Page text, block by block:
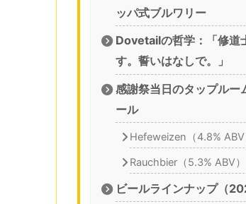
ッパ式ブルワリー
Dovetailの哲学：「修道
す。誓いはなしで。」
感謝祭当日のタップルー
ール
Hefeweizen（4.8% ABV
Rauchbier（5.3% ABV）
ビールラインナップ（